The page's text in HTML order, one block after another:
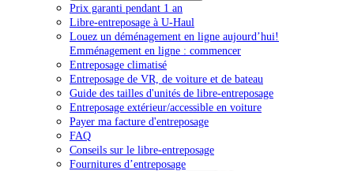
Prix garanti pendant 1 an
Libre-entreposage à U-Haul
Louez un déménagement en ligne aujourd’hui!
Emménagement en ligne : commencer
Entreposage climatisé
Entreposage de VR, de voiture et de bateau
Guide des tailles d'unités de libre-entreposage
Entreposage extérieur/accessible en voiture
Payer ma facture d'entreposage
FAQ
Conseils sur le libre-entreposage
Fournitures d’entreposage